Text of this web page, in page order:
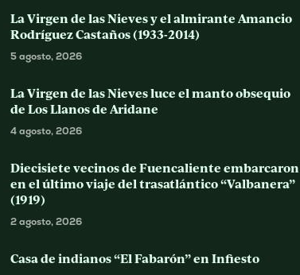
La Virgen de las Nieves y el almirante Amancio
Rodríguez Castaños (1933-2014)
5 agosto, 2026
La Virgen de las Nieves luce el manto obsequio
de Los Llanos de Aridane
4 agosto, 2026
Diecisiete vecinos de Fuencaliente embarcaron
en el último viaje del trasatlántico “Valbanera”
(1919)
2 agosto, 2026
Casa de indianos “El Fabarón” en Infiesto